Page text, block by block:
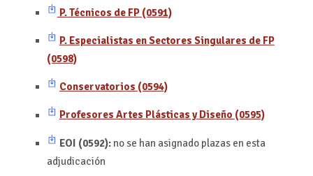
P. Técnicos de FP (0591)
P. Especialistas en Sectores Singulares de FP
(0598)
Conservatorios (0594)
Profesores Artes Plásticas y Diseño (0595)
EOI (0592):no se han asignado plazas en esta
adjudicación